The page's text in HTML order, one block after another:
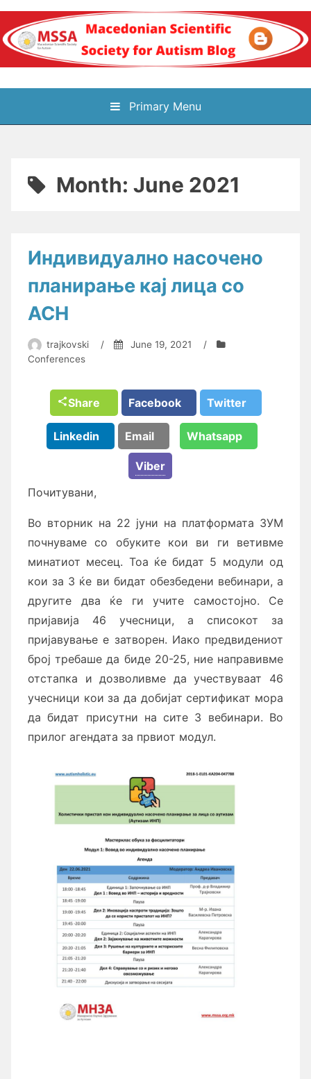
Skip
content
Блог на
Македонското научно
здружение за
Primary Menu
Month: June 2021
Индивидуално насочено
планирање кај лица со
АСН
trajkovski / June 19, 2021
/
Conferences
Share Facebook Twitter
Linkedin Email Whatsapp
Viber
Почитувани,
Во вторник на 22 јуни на платформата ЗУМ
почнуваме со обуките кои ви ги ветивме
минатиот месец. Тоа ќе бидат 5 модули од
кои за 3 ќе ви бидат обезбедени вебинари, а
другите два ќе ги учите самостојно. Се
пријавија 46 учесници, а списокот за
пријавување е затворен. Иако предвидениот
број требаше да биде 20-25, ние направивме
отстапка и дозволивме да учествуваат 46
учесници кои за да добијат сертификат мора
да бидат присутни на сите 3 вебинари. Во
прилог агендата за првиот модул.